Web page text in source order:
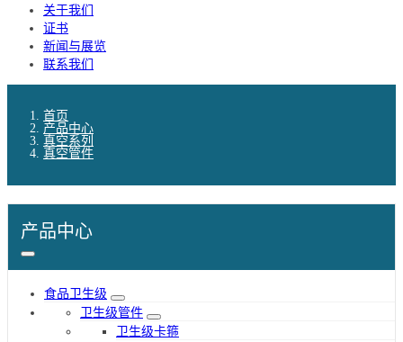
关于我们
证书
新闻与展览
联系我们
首页
产品中心
真空系列
真空管件
产品中心
食品卫生级
卫生级管件
卫生级卡箍